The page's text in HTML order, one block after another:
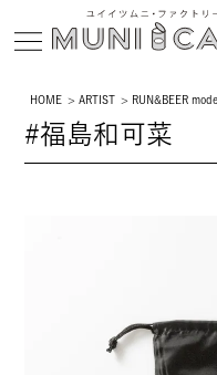
HOME ARTIST RUN&BEER
#福島和可菜